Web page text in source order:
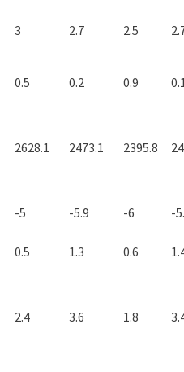
3 2.7 2.5
0.5 0.2 0.9
2628.1 2473.1 2395.8
-5 -5.9 -6 -
0.5 1.3 0.6
2.4 3.6 1.8